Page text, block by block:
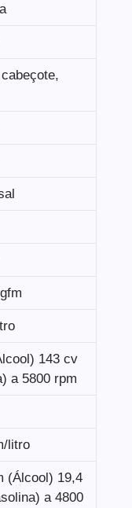
143 cv
a 5800 rpm
litro
(Álcool) 19,4
a 4800